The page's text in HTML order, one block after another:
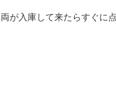
が入庫して来たらすぐに